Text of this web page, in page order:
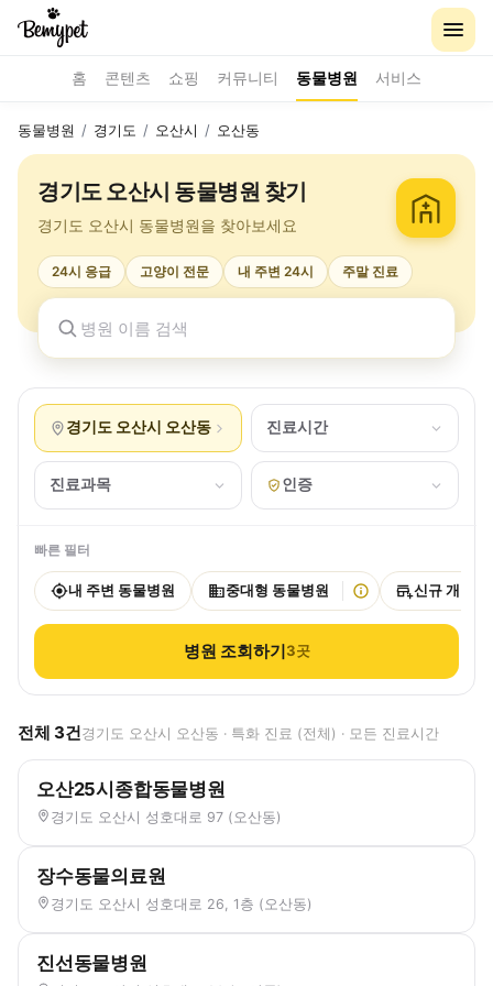
홈 콘텐츠 쇼핑 커뮤니티 동물병원 서비스
동물병원 / 경기도 / 오산시 / 오산동
경기도 오산시 동물병원 찾기
경기도 오산시 동물병원을 찾아보세요
24시 응급 고양이 전문 내 주변 24시 주말 진료
경기도 오산시 오산동 진료시간
진료과목 인증
빠른 필터
내 주변 동물병원 중대형 동물병원 신규 개원
병원 조회하기3곳
전체 3건경기도 오산시 오산동 · 특화 진료 (전체) · 모든 진료시간
오산25시종합동물병원
경기도 오산시 성호대로 97 (오산동)
장수동물의료원
경기도 오산시 성호대로 26, 1층 (오산동)
진선동물병원